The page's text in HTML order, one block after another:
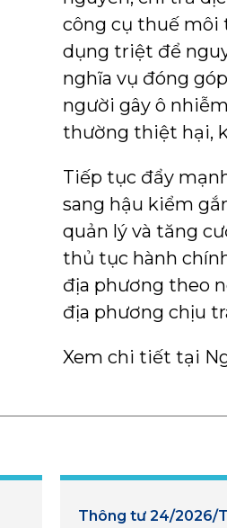
công cụ thuế môi
dụng triệt để
nghĩa vụ đóng
người gây ô
thường thiệt hại,
Tiếp tục đẩy
sang hậu kiểm
quản lý và tăng
thủ tục hành
địa phương theo
địa phương chịu
Xem chi tiết tại
Thông tư 24/2026/